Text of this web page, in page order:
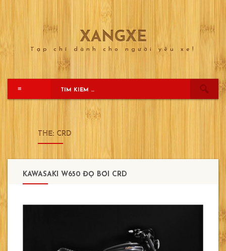
to
XANGXE
Tạp chí dành cho người yêu xe!
≡
THẺ: CRD
KAWASAKI W650 ĐỘ BỞI CRD